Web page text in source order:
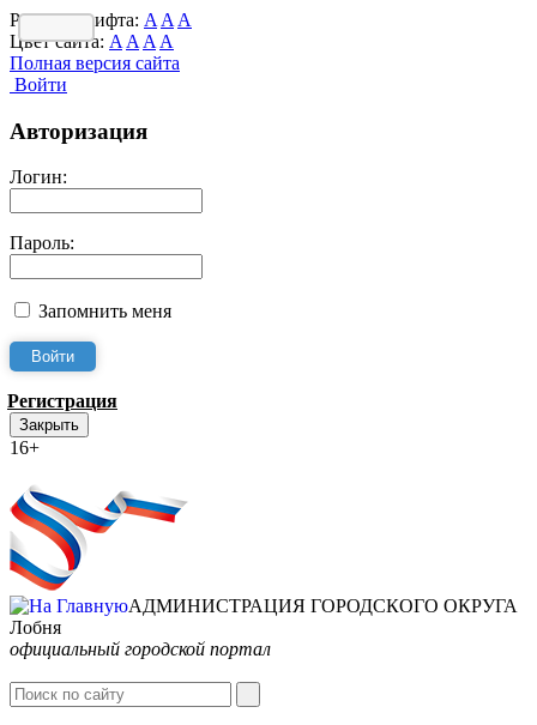
Размер шрифта: A A A
Цвет сайта: A A A A
Полная версия сайта
Войти
Авторизация
Логин:
Пароль:
Запомнить меня
Регистрация
Закрыть
16+
АДМИНИСТРАЦИЯ ГОРОДСКОГО ОКРУГА
Лобня
официальный городской портал